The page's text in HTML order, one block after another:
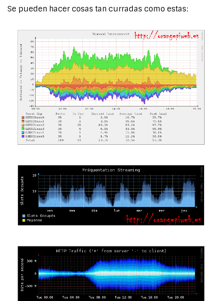
Se pueden hacer cosas tan curradas como estas: